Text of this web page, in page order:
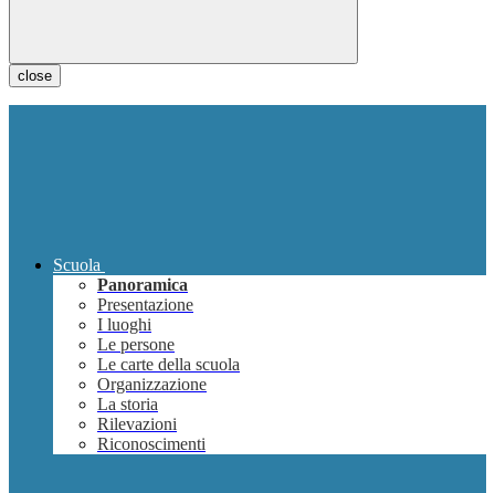
close
Scuola
Panoramica
Presentazione
I luoghi
Le persone
Le carte della scuola
Organizzazione
La storia
Rilevazioni
Riconoscimenti